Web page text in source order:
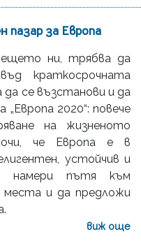
пазар за Европа
ни, трябва да
краткосрочната
се възстанови и да
2020“: повече
на жизненото
че Европа е в
устойчив и
намери пътя към
места и да предложи
виж още